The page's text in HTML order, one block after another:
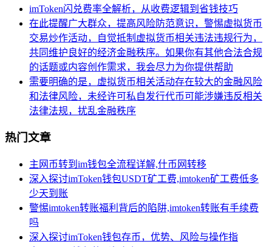
imToken闪兑费率全解析，从收费逻辑到省钱技巧
在此提醒广大群众，提高风险防范意识，警惕虚拟货币
交易炒作活动，自觉抵制虚拟货币相关违法违规行为，
共同维护良好的经济金融秩序。如果你有其他合法合规
的话题或内容创作需求，我会尽力为你提供帮助
需要明确的是，虚拟货币相关活动存在较大的金融风险
和法律风险，未经许可私自发行代币可能涉嫌违反相关
法律法规，扰乱金融秩序
热门文章
主网币转到im钱包全流程详解,什币网转移
深入探讨imToken钱包USDT矿工费,imtoken矿工费低多
少天到账
警惕imtoken转账福利背后的陷阱,imtoken转账有手续费
吗
深入探讨imToken钱包存币，优势、风险与操作指